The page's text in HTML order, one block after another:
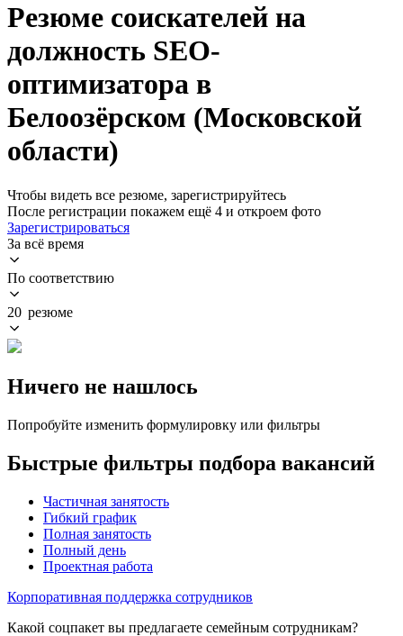
Резюме соискателей на
должность SEO-
оптимизатора в
Белоозёрском (Московской
области)
Чтобы видеть все резюме, зарегистрируйтесь
После регистрации покажем ещё 4 и откроем фото
Зарегистрироваться
За всё время
По соответствию
20 резюме
Ничего не нашлось
Попробуйте изменить формулировку или фильтры
Быстрые фильтры подбора вакансий
Частичная занятость
Гибкий график
Полная занятость
Полный день
Проектная работа
Корпоративная поддержка сотрудников
Какой соцпакет вы предлагаете семейным сотрудникам?